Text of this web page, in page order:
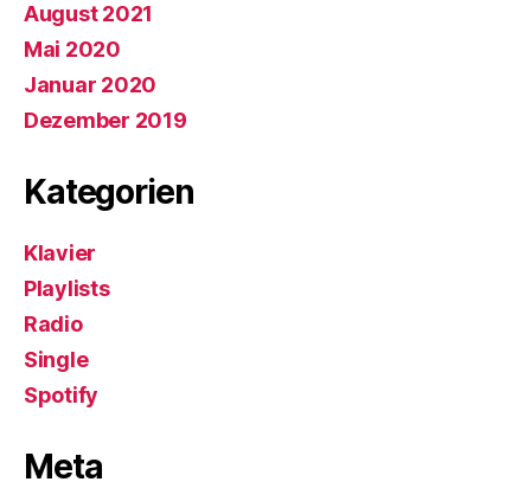
August 2021
Mai 2020
Januar 2020
Dezember 2019
Kategorien
Klavier
Playlists
Radio
Single
Spotify
Meta